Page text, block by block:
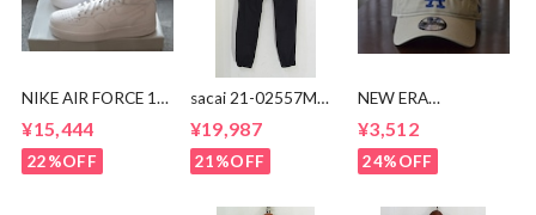
NIKE AIR FORCE 1
¥15,444
22%OFF
sacai 21-02557M
¥19,987
21%OFF
NEW ERA
¥3,512
24%OFF